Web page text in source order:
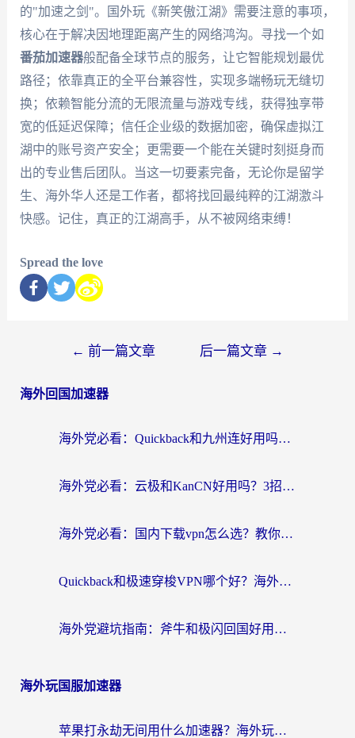
的"加速之剑"。国外玩《新笑傲江湖》需要注意的事项，
核心在于解决因地理距离产生的网络鸿沟。寻找一个如
番茄加速器般配备全球节点的服务，让它智能规划最优
路径；依靠真正的全平台兼容性，实现多端畅玩无缝切
换；依赖智能分流的无限流量与游戏专线，获得独享带
宽的低延迟保障；信任企业级的数据加密，确保虚拟江
湖中的账号资产安全；更需要一个能在关键时刻挺身而
出的专业售后团队。当这一切要素完备，无论你是留学
生、海外华人还是工作者，都将找回最纯粹的江湖激斗
快感。记住，真正的江湖高手，从不被网络束缚！
Spread the love
← 前一篇文章 后一篇文章 →
海外回国加速器
海外党必看：Quickback和九州连好用吗？3步选对回国加速器实现无缝刷国内资源
海外党必看：云极和KanCN好用吗？3招教你选对回国加速器（附免费VPN避坑指南）
海外党必看：国内下载vpn怎么选？教你无缝访问国内资源的实用指南
Quickback和极速穿梭VPN哪个好？海外党亲测3招选对回国加速器，看这篇就够了
海外党避坑指南：斧牛和极闪回国好用吗？选对加速器才能无缝刷剧玩游戏
海外玩国服加速器
苹果打永劫无间用什么加速器？海外玩家亲测有效的国服游戏加速指南